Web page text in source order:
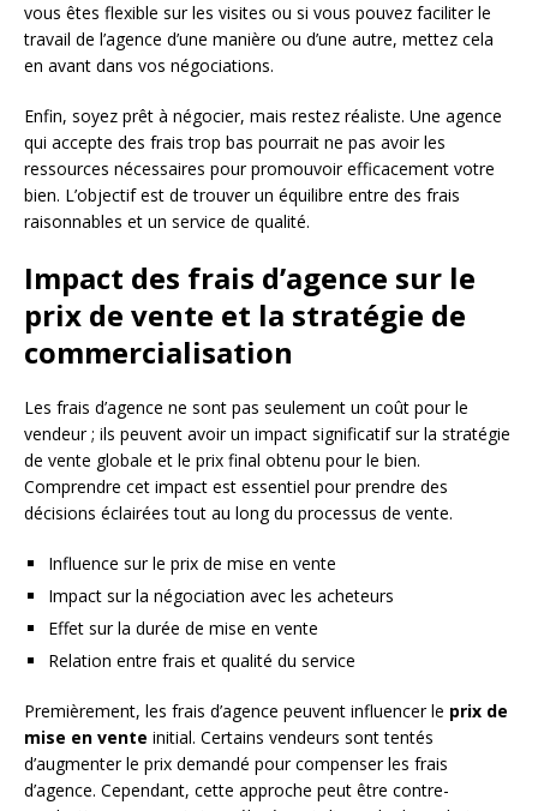
vous êtes flexible sur les visites ou si vous pouvez faciliter le
travail de l’agence d’une manière ou d’une autre, mettez cela
en avant dans vos négociations.
Enfin, soyez prêt à négocier, mais restez réaliste. Une agence
qui accepte des frais trop bas pourrait ne pas avoir les
ressources nécessaires pour promouvoir efficacement votre
bien. L’objectif est de trouver un équilibre entre des frais
raisonnables et un service de qualité.
Impact des frais d’agence sur le
prix de vente et la stratégie de
commercialisation
Les frais d’agence ne sont pas seulement un coût pour le
vendeur ; ils peuvent avoir un impact significatif sur la stratégie
de vente globale et le prix final obtenu pour le bien.
Comprendre cet impact est essentiel pour prendre des
décisions éclairées tout au long du processus de vente.
Influence sur le prix de mise en vente
Impact sur la négociation avec les acheteurs
Effet sur la durée de mise en vente
Relation entre frais et qualité du service
Premièrement, les frais d’agence peuvent influencer le prix de
mise en vente initial. Certains vendeurs sont tentés
d’augmenter le prix demandé pour compenser les frais
d’agence. Cependant, cette approche peut être contre-